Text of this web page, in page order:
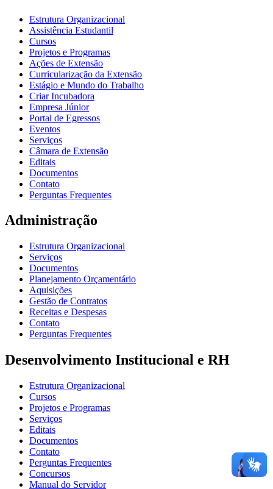
Estrutura Organizacional
Assistência Estudantil
Cursos
Projetos e Programas
Ações de Extensão
Curricularização da Extensão
Estágio e Mundo do Trabalho
Criar Incubadora
Empresa Júnior
Portal de Egressos
Eventos
Serviços
Câmara de Extensão
Editais
Documentos
Contato
Perguntas Frequentes
Administração
Estrutura Organizacional
Serviços
Documentos
Planejamento Orçamentário
Aquisições
Gestão de Contratos
Receitas e Despesas
Contato
Perguntas Frequentes
Desenvolvimento Institucional e RH
Estrutura Organizacional
Cursos
Projetos e Programas
Serviços
Editais
Documentos
Contato
Perguntas Frequentes
Concursos
Manual do Servidor